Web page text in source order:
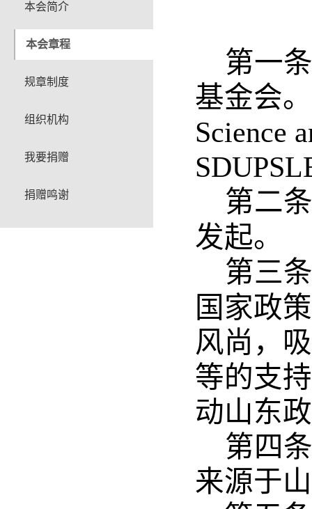
本会简介
本会章程
规章制度
组织机构
我要捐赠
捐赠鸣谢
第一条
基金会
Science
第二条
发起。
第三条
国家政
风尚，
等的支
动山东
第四条
来源于